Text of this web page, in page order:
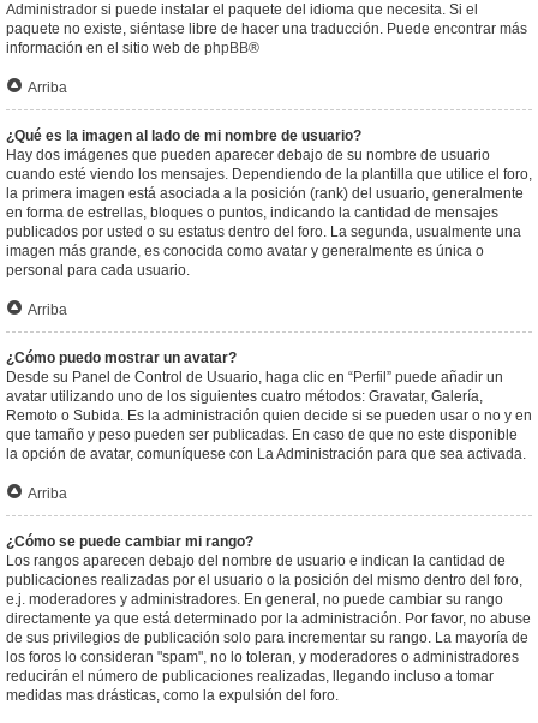
Administrador si puede instalar el paquete del idioma que necesita. Si el
paquete no existe, siéntase libre de hacer una traducción. Puede encontrar más
información en el sitio web de phpBB®
Arriba
¿Qué es la imagen al lado de mi nombre de usuario?
Hay dos imágenes que pueden aparecer debajo de su nombre de usuario
cuando esté viendo los mensajes. Dependiendo de la plantilla que utilice el foro,
la primera imagen está asociada a la posición (rank) del usuario, generalmente
en forma de estrellas, bloques o puntos, indicando la cantidad de mensajes
publicados por usted o su estatus dentro del foro. La segunda, usualmente una
imagen más grande, es conocida como avatar y generalmente es única o
personal para cada usuario.
Arriba
¿Cómo puedo mostrar un avatar?
Desde su Panel de Control de Usuario, haga clic en “Perfil” puede añadir un
avatar utilizando uno de los siguientes cuatro métodos: Gravatar, Galería,
Remoto o Subida. Es la administración quien decide si se pueden usar o no y en
que tamaño y peso pueden ser publicadas. En caso de que no este disponible
la opción de avatar, comuníquese con La Administración para que sea activada.
Arriba
¿Cómo se puede cambiar mi rango?
Los rangos aparecen debajo del nombre de usuario e indican la cantidad de
publicaciones realizadas por el usuario o la posición del mismo dentro del foro,
e.j. moderadores y administradores. En general, no puede cambiar su rango
directamente ya que está determinado por la administración. Por favor, no abuse
de sus privilegios de publicación solo para incrementar su rango. La mayoría de
los foros lo consideran "spam", no lo toleran, y moderadores o administradores
reducirán el número de publicaciones realizadas, llegando incluso a tomar
medidas mas drásticas, como la expulsión del foro.